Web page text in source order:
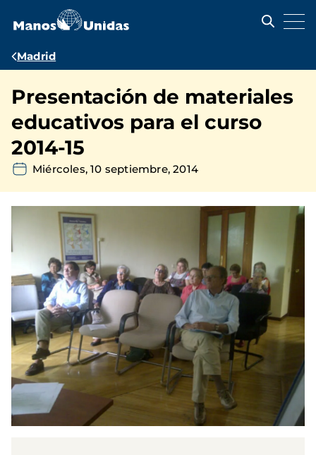
contenido
Ruta
navegación
Madrid
Presentación de materiales
educativos para el curso
2014-15
Miércoles, 10 septiembre, 2014